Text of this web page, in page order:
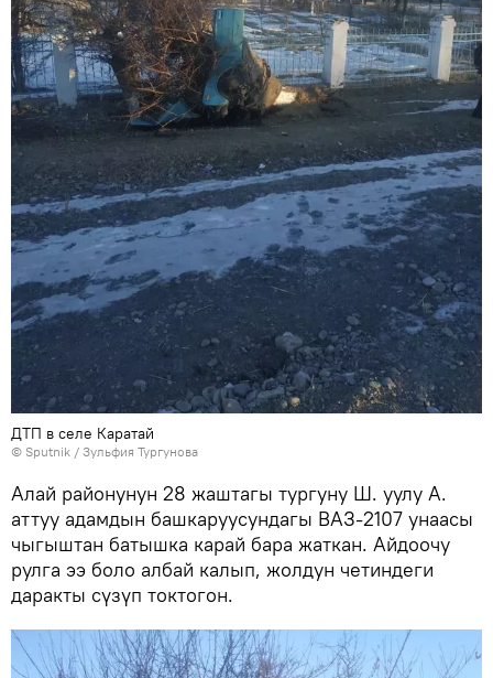
ДТП в селе Каратай
© Sputnik / Зульфия Тургунова
Алай районунун 28 жаштагы тургуну Ш. уулу А.
аттуу адамдын башкаруусундагы ВАЗ-2107 унаасы
чыгыштан батышка карай бара жаткан. Айдоочу
рулга ээ боло албай калып, жолдун четиндеги
даракты сүзүп токтогон.